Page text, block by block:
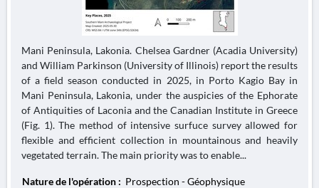
Mani Peninsula, Lakonia. Chelsea Gardner (Acadia University)
and William Parkinson (University of Illinois) report the results
of a field season conducted in 2025, in Porto Kagio Bay in
Mani Peninsula, Lakonia, under the auspicies of the Ephorate
of Antiquities of Laconia and the Canadian Institute in Greece
(Fig. 1). The method of intensive surfuce survey allowed for
flexible and efficient collection in mountainous and heavily
vegetated terrain. The main priority was to enable...
Nature de l'opération : Prospection - Géophysique